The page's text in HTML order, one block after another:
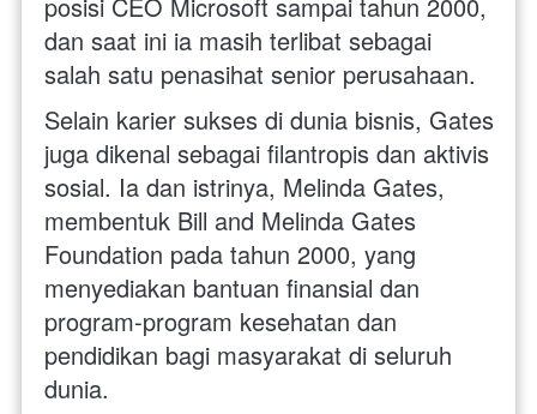
dan saat ini ia masih terlibat sebagai
salah satu penasihat senior perusahaan.
Selain karier sukses di dunia bisnis, Gates
juga dikenal sebagai filantropis dan aktivis
sosial. Ia dan istrinya, Melinda Gates,
membentuk Bill and Melinda Gates
Foundation pada tahun 2000, yang
menyediakan bantuan finansial dan
program-program kesehatan dan
pendidikan bagi masyarakat di seluruh
dunia.